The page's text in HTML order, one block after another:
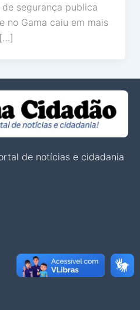
segurança publica
no Gama caiu em mais
de notícias e cidadania